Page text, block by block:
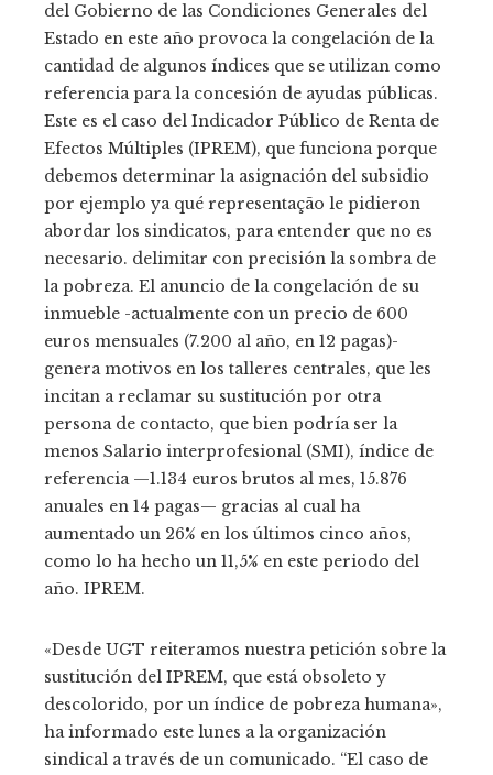
del Gobierno de las Condiciones Generales del
Estado en este año provoca la congelación de la
cantidad de algunos índices que se utilizan como
referencia para la concesión de ayudas públicas.
Este es el caso del Indicador Público de Renta de
Efectos Múltiples (IPREM), que funciona porque
debemos determinar la asignación del subsidio
por ejemplo ya qué representação le pidieron
abordar los sindicatos, para entender que no es
necesario. delimitar con precisión la sombra de
la pobreza. El anuncio de la congelación de su
inmueble -actualmente con un precio de 600
euros mensuales (7.200 al año, en 12 pagas)-
genera motivos en los talleres centrales, que les
incitan a reclamar su sustitución por otra
persona de contacto, que bien podría ser la
menos Salario interprofesional (SMI), índice de
referencia —1.134 euros brutos al mes, 15.876
anuales en 14 pagas— gracias al cual ha
aumentado un 26% en los últimos cinco años,
como lo ha hecho un 11,5% en este periodo del
año. IPREM.
«Desde UGT reiteramos nuestra petición sobre la
sustitución del IPREM, que está obsoleto y
descolorido, por un índice de pobreza humana»,
ha informado este lunes a la organización
sindical a través de un comunicado. “El caso de